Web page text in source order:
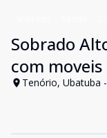
Sobrado
com
Tenório, Ubatuba